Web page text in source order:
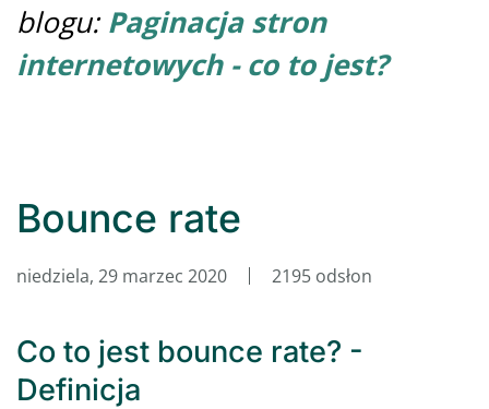
blogu: Paginacja stron
internetowych - co to jest?
Bounce rate
niedziela, 29 marzec 2020 2195 odsłon
Co to jest bounce rate? -
Definicja